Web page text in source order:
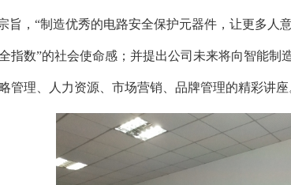
旨，“制造优秀的电路安全保护元器件，让更多人
指数”的社会使命感；并提出公司未来将向智能
管理、人力资源、市场营销、品牌管理的精彩讲座